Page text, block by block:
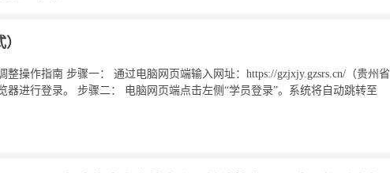
操作指南 步骤一： 通过电脑网页端输入网址：https://gzjxjy.gzsrs.cn/（贵州省
进行登录。 步骤二： 电脑网页端点击左侧“学员登录”。系统将自动跳转至